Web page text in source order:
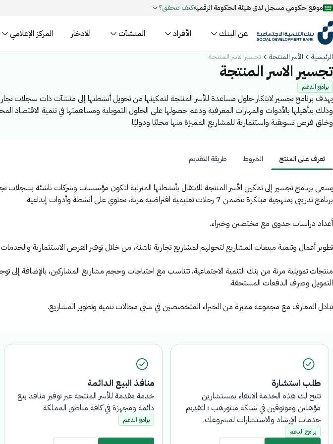
موقع حكومي مسجل لدى هيئة الحكومة الرقميةكيف تتحقق؟
روابط المواقع الالكترونية الرسمية السعودية تنتهي بـ
جميع روابط المواقع الرسمية التابعة للجهات الحكومية في المملكة العربية السعودية تنتهي بـ
.gov.sa
مسجل لدى هيئة الحكومة الرقمية برقم:
عن البنك الأفراد المنشآت الادخار المركز الإعلامي
فعل البحث الذكي عبر نورة المدعومة بالذكاء الاصطناعي
اقتراحات
الرئيسية الأسر المنتجة تجسير الاسر المنتجة
تجسير الاسر المنتجة
برامج الدعم
يهدف برنامج تجسير لابتكار حلول مساعدة للأسر المنتجة لتمكينها من تحويل أنشطتها إلى منشآت ذات
تجارية، وذلك بتأهيلها بالأدوات والمهارات المعرفية ودعم حصولها على الحلول التمويلية ومساهمتها في
الاقتصاد المحلي وخلق فرص تسويقية واستثمارية للمشاريع المميزة منها محليًا ودوليًا
تعرف على المنتج الشروط طريقة التقديم
تعرف على المنتج
يسعى برنامج تجسير إلى تمكين الأسر المنتجة للانتقال بأنشطتها المنزلية لتكون مؤسسات وشركات
الخدمات التالية لها:
منتجات تمويلية مرنة من بنك التنمية الاجتماعية، تتناسب مع احتياجات وحجم مشاريع المشاركين،
طلب استشارة
تتيح لك هذه الخدمة الالتقاء بمستشارين
مؤهلين وموثوقين في شبكة منتورهب ؛
لتقديم خدمات الإرشاد والاستشارات
منافذ البيع الدائمة
خدمة مقدمة للأسر المنتجة عبر توفير منافذ
بيع دائمة ومجهزة في كافة مناطق المملكة